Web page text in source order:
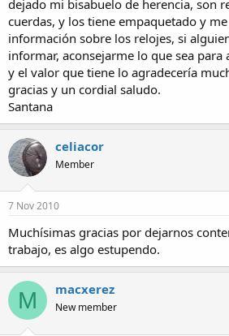
dejado mi bisabuelo de herencia, son
cuerdas, y los tiene empaquetado y
información sobre los relojes, si
informar, aconsejarme lo que sea para
y el valor que tiene lo agradecería
gracias y un cordial saludo.
Santana
celiacor
Member
7 Nov 2010
Muchísimas gracias por dejarnos
trabajo, es algo estupendo.
M macxerez
New member